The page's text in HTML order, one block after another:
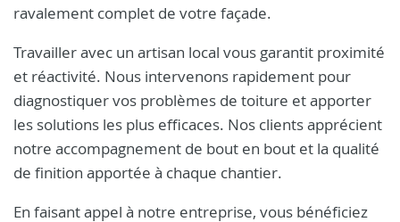
ravalement complet de votre façade.
Travailler avec un artisan local vous garantit proximité
et réactivité. Nous intervenons rapidement pour
diagnostiquer vos problèmes de toiture et apporter
les solutions les plus efficaces. Nos clients apprécient
notre accompagnement de bout en bout et la qualité
de finition apportée à chaque chantier.
En faisant appel à notre entreprise, vous bénéficiez